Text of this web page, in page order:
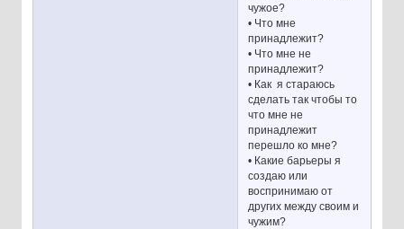
чужое?
• Что мне
принадлежит?
• Что мне не
принадлежит?
• Как я стараюсь
сделать так чтобы то
что мне не
принадлежит
перешло ко мне?
• Какие барьеры я
создаю или
воспринимаю от
других между своим и
чужим?